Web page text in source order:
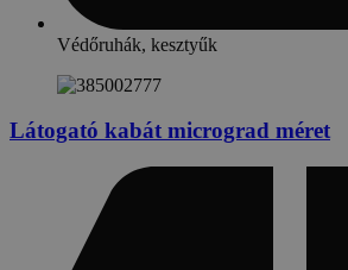
Védőruhák, kesztyűk
Látogató kabát micrograd méret